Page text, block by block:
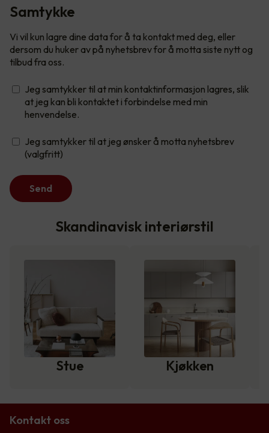
Samtykke
Vi vil kun lagre dine data for å ta kontakt med deg, eller
dersom du huker av på nyhetsbrev for å motta siste nytt og
tilbud fra oss.
Jeg samtykker til at min kontaktinformasjon lagres, slik
at jeg kan bli kontaktet i forbindelse med min
henvendelse.
Jeg samtykker til at jeg ønsker å motta nyhetsbrev
(valgfritt)
Send
Skandinavisk interiørstil
Stue Kjøkken
Kontakt oss